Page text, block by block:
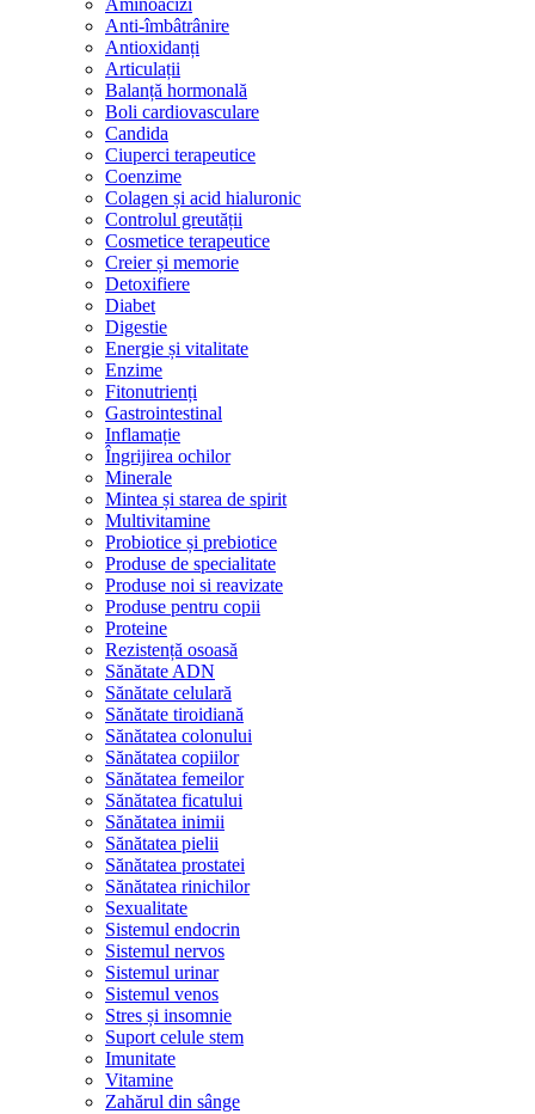
Aminoacizi
Anti-îmbâtrânire
Antioxidanți
Articulații
Balanță hormonală
Boli cardiovasculare
Candida
Ciuperci terapeutice
Coenzime
Colagen și acid hialuronic
Controlul greutății
Cosmetice terapeutice
Creier și memorie
Detoxifiere
Diabet
Digestie
Energie și vitalitate
Enzime
Fitonutrienți
Gastrointestinal
Inflamație
Îngrijirea ochilor
Minerale
Mintea și starea de spirit
Multivitamine
Probiotice și prebiotice
Produse de specialitate
Produse noi si reavizate
Produse pentru copii
Proteine
Rezistență osoasă
Sănătate ADN
Sănătate celulară
Sănătate tiroidiană
Sănătatea colonului
Sănătatea copiilor
Sănătatea femeilor
Sănătatea ficatului
Sănătatea inimii
Sănătatea pielii
Sănătatea prostatei
Sănătatea rinichilor
Sexualitate
Sistemul endocrin
Sistemul nervos
Sistemul urinar
Sistemul venos
Stres și insomnie
Suport celule stem
Imunitate
Vitamine
Zahărul din sânge